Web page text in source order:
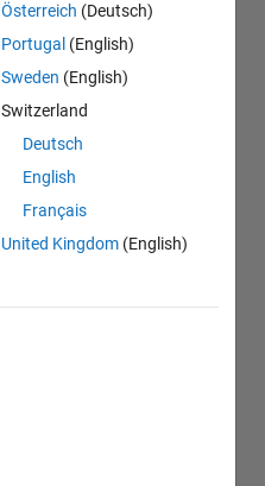
Österreich (Deutsch)
Portugal (English)
Sweden (English)
Switzerland
Deutsch
English
Français
United Kingdom (English)